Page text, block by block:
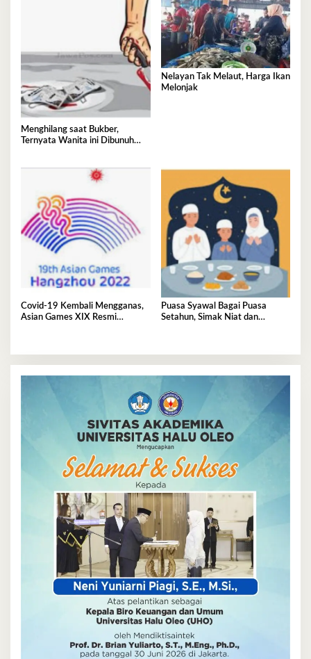
Menghilang saat Bukber,
Ternyata Wanita ini Dibunuh
Nelayan Tak Melaut, Harga Ikan
Melonjak
Covid-19 Kembali Mengganas,
Asian Games XIX Resmi
Puasa Syawal Bagai Puasa
Setahun, Simak Niat dan